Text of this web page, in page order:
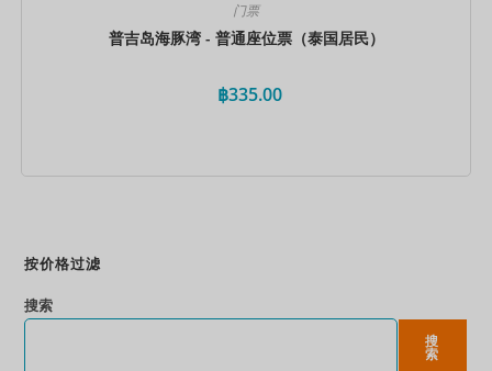
门票
普吉岛海豚湾 - 普通座位票（泰国居民）
฿335.00
按价格过滤
搜索
搜
索